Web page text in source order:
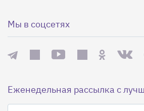
Мы в соцсетях
Еженедельная рассылка с